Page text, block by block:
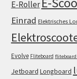
E-Roller
Einrad Elektrisches
Evolve Fliteboard
Jetboard Longboard